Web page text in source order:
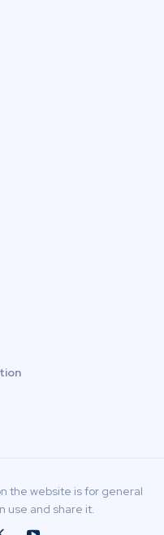
the website is for general
use and share it.